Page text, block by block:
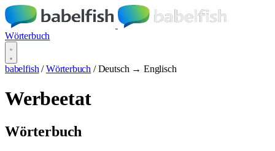
Wörterbuch
babelfish / Wörterbuch / Deutsch → Englisch
Werbeetat
Wörterbuch